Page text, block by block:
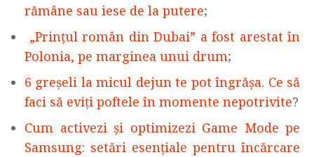
rămâne sau iese de la putere;
„Prințul român din Dubai” a fost arestat în
Polonia, pe marginea unui drum;
6 greșeli la micul dejun te pot îngrășa. Ce să
faci să eviți poftele în momente nepotrivite?
Cum activezi și optimizezi Game Mode pe
Samsung: setări esențiale pentru încărcare